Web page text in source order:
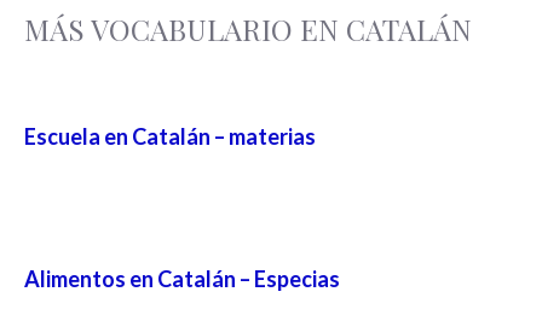
MÁS VOCABULARIO EN CATALÁN
Escuela en Catalán – materias
Alimentos en Catalán – Especias